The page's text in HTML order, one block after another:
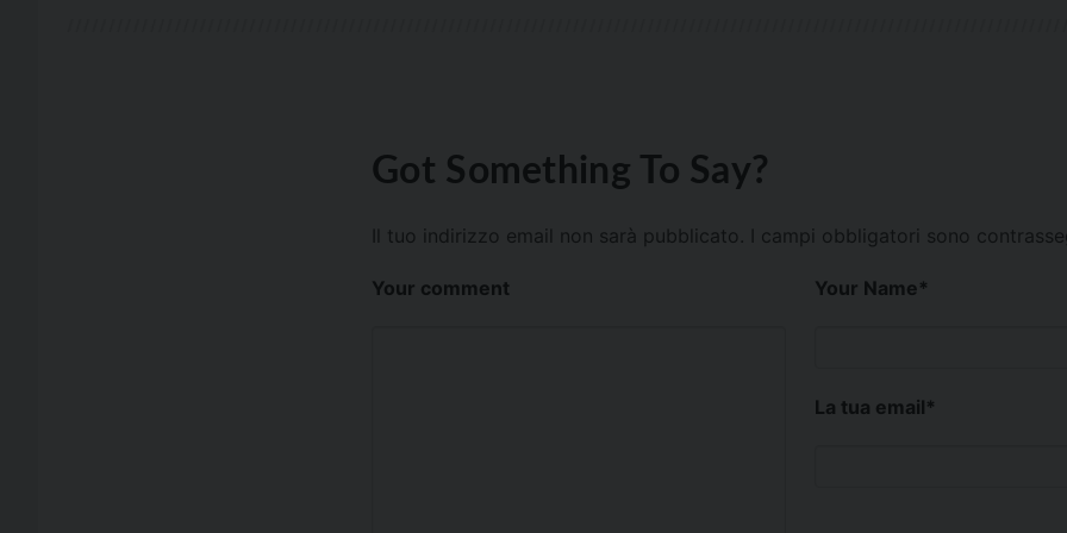
Got Something To Say?
Il tuo indirizzo email non sarà pubblicato. I campi obbligatori sono
Your comment Your Name*
La tua email*